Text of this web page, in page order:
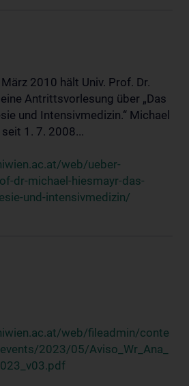
2010 hält Univ. Prof. Dr.
Antrittsvorlesung über „Das
und Intensivmedizin.“ Michael
1. 7. 2008...
web/ueber-
dr-michael-hiesmayr-das-
und-intensivmedizin/
web/fileadmin/conte
2023/05/Aviso_Wr_Ana_